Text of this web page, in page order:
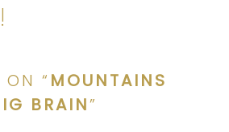
“ MOUNTAINS
BRAIN”